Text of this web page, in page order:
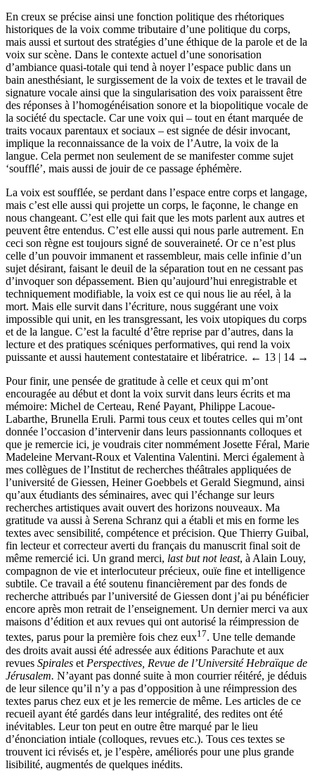
En creux se précise ainsi une fonction politique des rhétoriques
historiques de la voix comme tributaire d’une politique du corps,
mais aussi et surtout des stratégies d’une éthique de la parole et de la
voix sur scène. Dans le contexte actuel d’une sonorisation
d’ambiance quasi-totale qui tend à noyer l’espace public dans un
bain anesthésiant, le surgissement de la voix de textes et le travail de
signature vocale ainsi que la singularisation des voix paraissent être
des réponses à l’homogénéisation sonore et la biopolitique vocale de
la société du spectacle. Car une voix qui – tout en étant marquée de
traits vocaux parentaux et sociaux – est signée de désir invocant,
implique la reconnaissance de la voix de l’Autre, la voix de la
langue. Cela permet non seulement de se manifester comme sujet
‘soufflé’, mais aussi de jouir de ce passage éphémère.
La voix est soufflée, se perdant dans l’espace entre corps et langage,
mais c’est elle aussi qui projette un corps, le façonne, le change en
nous changeant. C’est elle qui fait que les mots parlent aux autres et
peuvent être entendus. C’est elle aussi qui nous parle autrement. En
ceci son règne est toujours signé de souveraineté. Or ce n’est plus
celle d’un pouvoir immanent et rassembleur, mais celle infinie d’un
sujet désirant, faisant le deuil de la séparation tout en ne cessant pas
d’invoquer son dépassement. Bien qu’aujourd’hui enregistrable et
techniquement modifiable, la voix est ce qui nous lie au réel, à la
mort. Mais elle survit dans l’écriture, nous suggérant une voix
impossible qui unit, en les transgressant, les voix utopiques du corps
et de la langue. C’est la faculté d’être reprise par d’autres, dans la
lecture et des pratiques scéniques performatives, qui rend la voix
puissante et aussi hautement contestataire et libératrice. ← 13 | 14 →
Pour finir, une pensée de gratitude à celle et ceux qui m’ont
encouragée au début et dont la voix survit dans leurs écrits et ma
mémoire: Michel de Certeau, René Payant, Philippe Lacoue-
Labarthe, Brunella Eruli. Parmi tous ceux et toutes celles qui m’ont
donnée l’occasion d’intervenir dans leurs passionnants colloques et
que je remercie ici, je voudrais citer nommément Josette Féral, Marie
Madeleine Mervant-Roux et Valentina Valentini. Merci également à
mes collègues de l’Institut de recherches théâtrales appliquées de
l’université de Giessen, Heiner Goebbels et Gerald Siegmund, ainsi
qu’aux étudiants des séminaires, avec qui l’échange sur leurs
recherches artistiques avait ouvert des horizons nouveaux. Ma
gratitude va aussi à Serena Schranz qui a établi et mis en forme les
textes avec sensibilité, compétence et précision. Que Thierry Guibal,
fin lecteur et correcteur averti du français du manuscrit final soit de
même remercié ici. Un grand merci, last but not least, à Alain Louy,
compagnon de vie et interlocuteur précieux, ouïe fine et intelligence
subtile. Ce travail a été soutenu financièrement par des fonds de
recherche attribués par l’université de Giessen dont j’ai pu bénéficier
encore après mon retrait de l’enseignement. Un dernier merci va aux
maisons d’édition et aux revues qui ont autorisé la réimpression de
textes, parus pour la première fois chez eux17. Une telle demande
des droits avait aussi été adressée aux éditions Parachute et aux
revues Spirales et Perspectives, Revue de l’Université Hebraïque de
Jérusalem. N’ayant pas donné suite à mon courrier réitéré, je déduis
de leur silence qu’il n’y a pas d’opposition à une réimpression des
textes parus chez eux et je les remercie de même. Les articles de ce
recueil ayant été gardés dans leur intégralité, des redites ont été
inévitables. Leur ton peut en outre être marqué par le lieu
d’énonciation intiale (colloques, revues etc.). Tous ces textes se
trouvent ici révisés et, je l’espère, améliorés pour une plus grande
lisibilité, augmentés de quelques inédits.